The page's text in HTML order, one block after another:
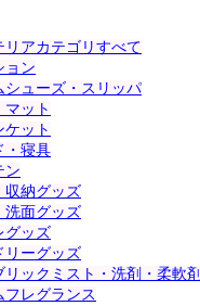
リアカテゴリすべて
ョン
シューズ・スリッパ
マット
ケット
・寝具
ン
収納グッズ
洗面グッズ
グッズ
リーグッズ
リックミスト・洗剤・柔軟剤
フレグランス